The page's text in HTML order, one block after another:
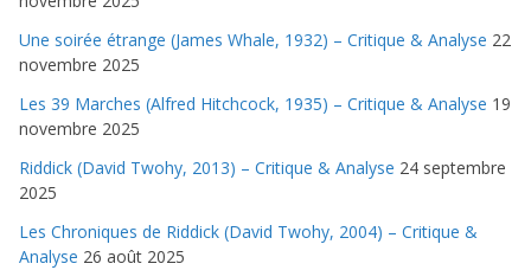
Une soirée étrange (James Whale, 1932) – Critique & Analyse 22
novembre 2025
Les 39 Marches (Alfred Hitchcock, 1935) – Critique & Analyse 19
novembre 2025
Riddick (David Twohy, 2013) – Critique & Analyse 24 septembre
2025
Les Chroniques de Riddick (David Twohy, 2004) – Critique &
Analyse 26 août 2025